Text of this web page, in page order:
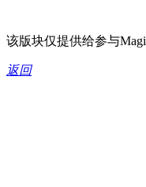
该版块仅提供给参与
返回